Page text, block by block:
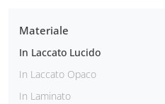
Materiale
In Laccato Lucido
In Laccato Opaco
In Laminato